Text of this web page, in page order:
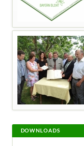
DOWNLOADS